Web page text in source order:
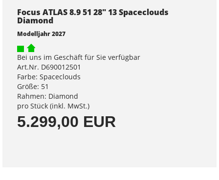
Focus ATLAS 8.9 51 28" 13 Spaceclouds
Diamond
Modelljahr 2027
Bei uns im Geschäft für Sie verfügbar
Art.Nr. D690012501
Farbe: Spaceclouds
Größe: 51
Rahmen: Diamond
pro Stück (inkl. MwSt.)
5.299,00 EUR